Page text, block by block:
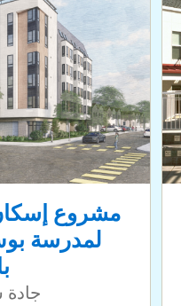
مشروع
لمدرسة
1717